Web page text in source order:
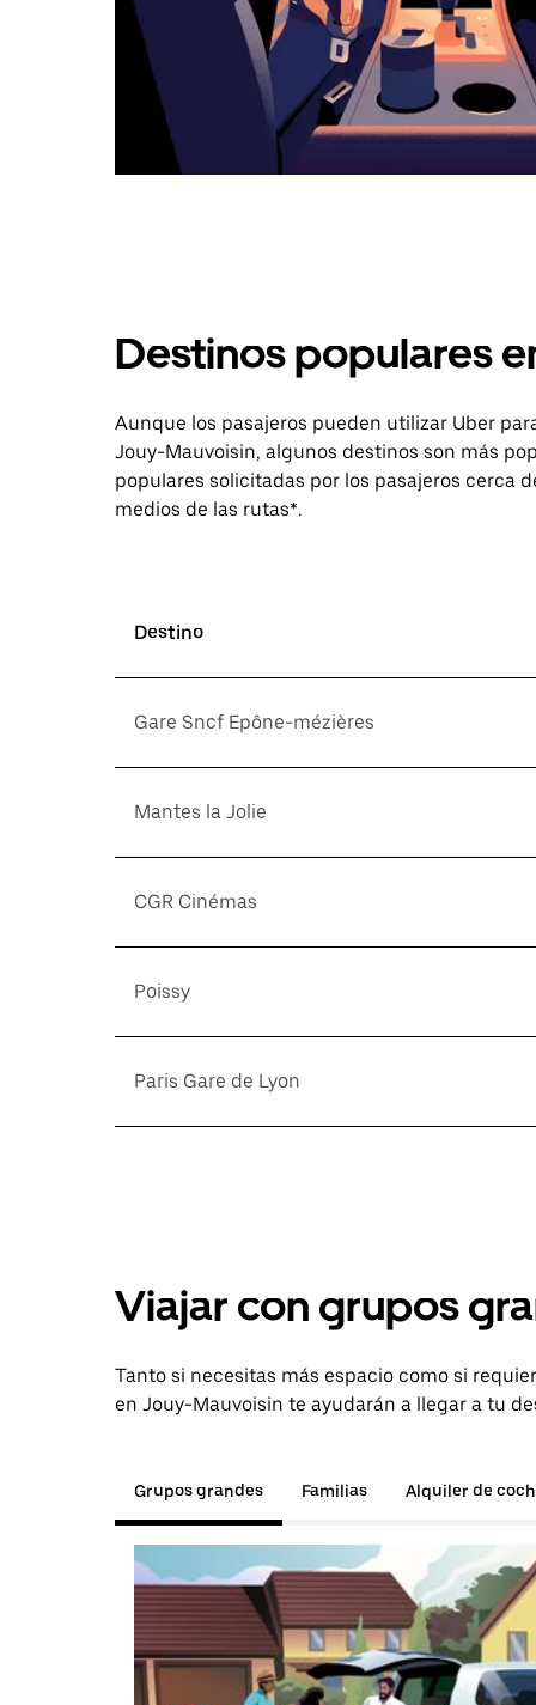
Destinos populares
Aunque los pasajeros pueden utilizar Uber
Jouy-Mauvoisin, algunos destinos son más
populares solicitadas por los pasajeros cerca
medios de las rutas*.
Destino
Gare Sncf Epône-mézières
Mantes la Jolie
CGR Cinémas
Poissy
Paris Gare de Lyon
Viajar con grupos
Tanto si necesitas más espacio como si
en Jouy-Mauvoisin te ayudarán a llegar a tu
Grupos grandes Familias Alquiler de